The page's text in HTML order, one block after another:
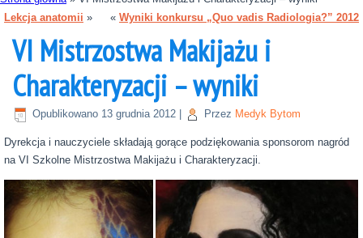
Lekcja anatomii » « Wyniki konkursu „Quo vadis Radiologia?” 2012
VI Mistrzostwa Makijażu i
Charakteryzacji – wyniki
Opublikowano 13 grudnia 2012 Przez Medyk Bytom
Dyrekcja i nauczyciele składają gorące podziękowania sponsorom nagród
na VI Szkolne Mistrzostwa Makijażu i Charakteryzacji.